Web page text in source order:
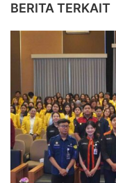
BERITA TERKAIT